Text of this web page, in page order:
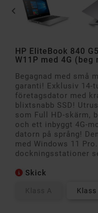

HP EliteBook 840
W11P med 4G
Begagnad med små
garanti! Exklusiv 14-
företagsdator med
blixtsnabb SSD!
som Full HD-skärm,
och ett inbyggt 4G-
datorn på språng!
med Windows 11
dockningsstationer
Skick
Klass A Klass